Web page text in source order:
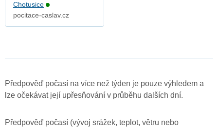
Chotusice
pocitace-caslav.cz
Předpověď počasí na více než týden je pouze výhledem a
lze očekávat její upřesňování v průběhu dalších dní.
Předpověď počasí (vývoj srážek, teplot, větru nebo